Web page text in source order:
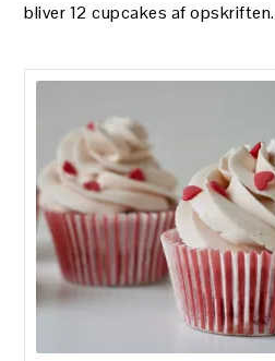
bliver 12 cupcakes af opskriften.